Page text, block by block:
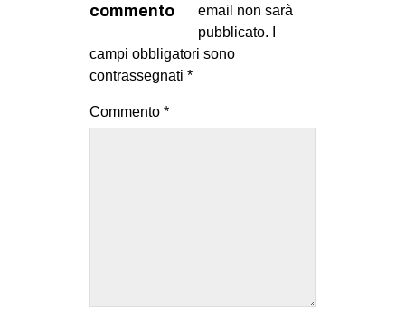
commento
email non sarà
pubblicato.
campi obbligatori sono
contrassegnati *
Commento *